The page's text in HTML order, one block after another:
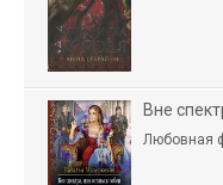
Вне
Любовная